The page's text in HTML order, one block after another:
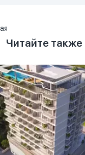
Читайте также